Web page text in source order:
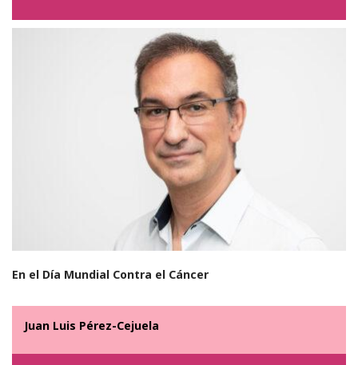
En el Día Mundial Contra el Cáncer
Juan Luis Pérez-Cejuela